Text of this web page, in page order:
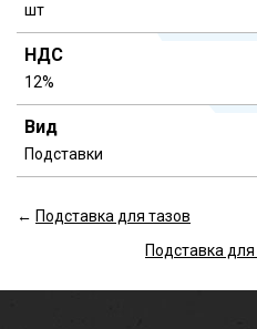
шт
НДС
12%
Вид
Подставки
← Подставка для тазов
Подставка